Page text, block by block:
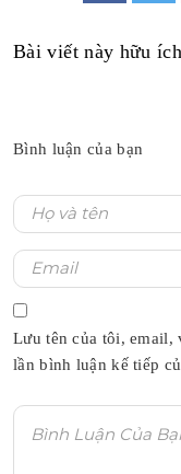
Bài viết này hữu
Bình luận của bạn
Lưu tên của tôi, email,
lần bình luận kế tiếp